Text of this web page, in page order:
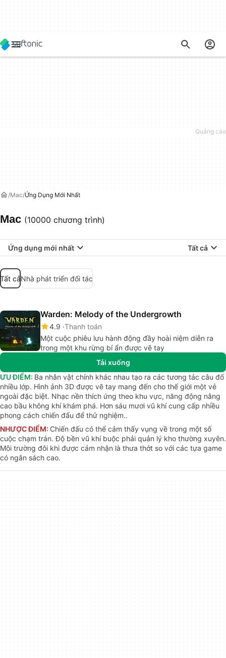
Mac Ứng Dụng Mới Nhất
Mac (10000 chương trình)
Ứng dụng mới nhất Tất cả
Tất cảNhà phát triển đối tác
Warden: Melody of the Undergrowth
4.9 Thanh toán
Một cuộc phiêu lưu hành động đầy hoài niệm diễn ra
trong một khu rừng bí ẩn được vẽ tay
Tải xuống
ƯU ĐIỂM: Ba nhân vật chính khác nhau tạo ra các tương tác câu đố
nhiều lớp. Hình ảnh 3D được vẽ tay mang đến cho thế giới một vẻ
ngoài đặc biệt. Nhạc nền thích ứng theo khu vực, năng động nâng
cao bầu không khí khám phá. Hơn sáu mươi vũ khí cung cấp nhiều
phong cách chiến đấu để thử nghiệm..
NHƯỢC ĐIỂM: Chiến đấu có thể cảm thấy vụng về trong một số
cuộc chạm trán. Độ bền vũ khí buộc phải quản lý kho thường xuyên.
Môi trường đôi khi được cảm nhận là thưa thớt so với các tựa game
có ngân sách cao.